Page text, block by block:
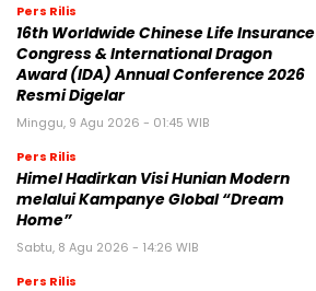
Pers Rilis
16th Worldwide Chinese Life Insurance
Congress & International Dragon
Award (IDA) Annual Conference 2026
Resmi Digelar
Minggu, 9 Agu 2026 - 01:45 WIB
Pers Rilis
Himel Hadirkan Visi Hunian Modern
melalui Kampanye Global “Dream
Home”
Sabtu, 8 Agu 2026 - 14:26 WIB
Pers Rilis